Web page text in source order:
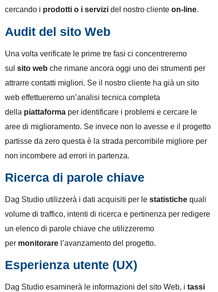
cercando i prodotti o i servizi del nostro cliente on-line.
Audit del sito Web
Una volta verificate le prime tre fasi ci concentreremo
sul sito web che rimane ancora oggi uno dei strumenti per
attrarre contatti migliori. Se il nostro cliente ha già un sito
web effettueremo un’analisi tecnica completa
della piattaforma per identificare i problemi e cercare le
aree di miglioramento. Se invece non lo avesse e il progetto
partisse da zero questa è la strada percorribile migliore per
non incombere ad errori in partenza.
Ricerca di parole chiave
Dag Studio utilizzerà i dati acquisiti per le statistiche quali
volume di traffico, intenti di ricerca e pertinenza per redigere
un elenco di parole chiave che utilizzeremo
per monitorare l’avanzamento del progetto.
Esperienza utente (UX)
Dag Studio esaminerà le informazioni del sito Web, i tassi